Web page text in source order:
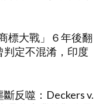
標大戰」６年後翻
定不混淆，印度
反噬：Deckers v.